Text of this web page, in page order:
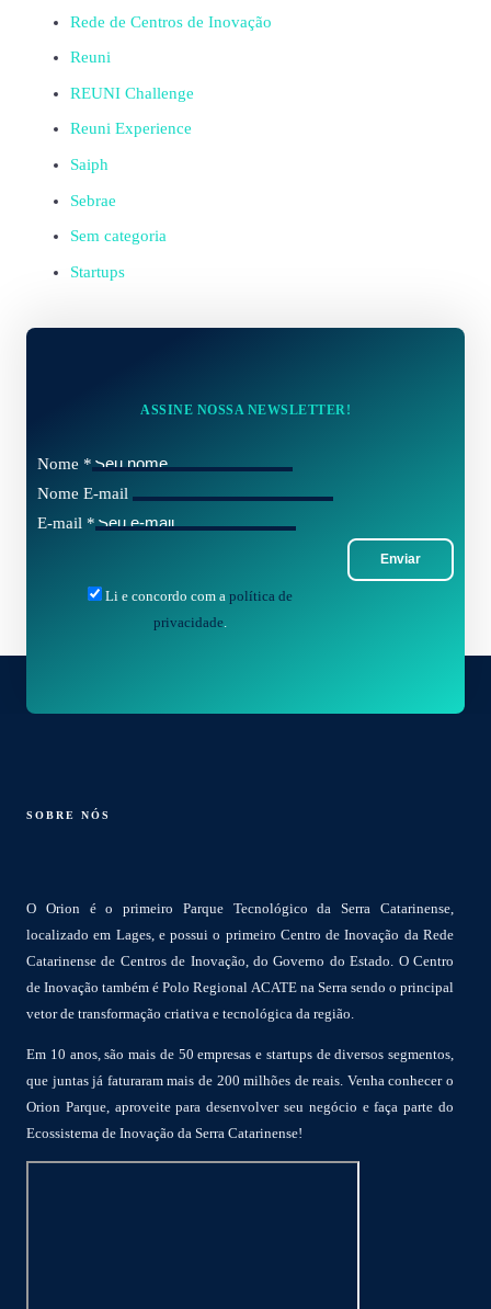
Rede de Centros de Inovação
Reuni
REUNI Challenge
Reuni Experience
Saiph
Sebrae
Sem categoria
Startups
ASSINE NOSSA NEWSLETTER!
Nome *
Nome E-mail
E-mail *
Enviar
Li e concordo com a política de
privacidade.
SOBRE NÓS
O Orion é o primeiro Parque Tecnológico da Serra Catarinense,
localizado em Lages, e possui o primeiro Centro de Inovação da Rede
Catarinense de Centros de Inovação, do Governo do Estado. O Centro
de Inovação também é Polo Regional ACATE na Serra sendo o principal
vetor de transformação criativa e tecnológica da região.
Em 10 anos, são mais de 50 empresas e startups de diversos segmentos,
que juntas já faturaram mais de 200 milhões de reais. Venha conhecer o
Orion Parque, aproveite para desenvolver seu negócio e faça parte do
Ecossistema de Inovação da Serra Catarinense!